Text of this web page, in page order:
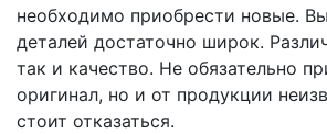
необходимо приобрести новые.
деталей достаточно широк.
так и качество. Не обязательно
оригинал, но и от продукции
стоит отказаться.